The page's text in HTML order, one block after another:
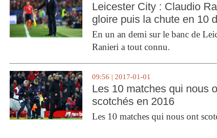
Leicester City : Claudio
gloire puis la chute en 10
En un an demi sur le banc de
Ranieri a tout connu.
09:56 | 2017-01-01
Les 10 matches qui nous
scotchés en 2016
Les 10 matches qui nous ont